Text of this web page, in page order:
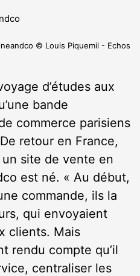
© Louis Piquemil - Echos
d’études aux
bande
commerce parisiens
retour en France,
site de vente en
est né. « Au début,
commande, ils la
qui envoyaient
clients. Mais
rendu compte qu’il
centraliser les